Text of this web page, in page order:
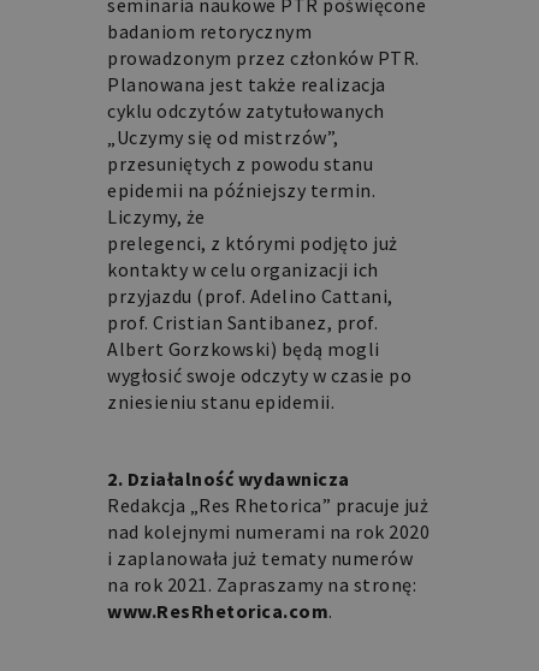
seminaria naukowe PTR poświęcone
badaniom retorycznym
prowadzonym przez członków PTR.
Planowana jest także realizacja
cyklu odczytów zatytułowanych
„Uczymy się od mistrzów”,
przesuniętych z powodu stanu
epidemii na późniejszy termin.
Liczymy, że
prelegenci, z którymi podjęto już
kontakty w celu organizacji ich
przyjazdu (prof. Adelino Cattani,
prof. Cristian Santibanez, prof.
Albert Gorzkowski) będą mogli
wygłosić swoje odczyty w czasie po
zniesieniu stanu epidemii.
2. Działalność wydawnicza
Redakcja „Res Rhetorica” pracuje już
nad kolejnymi numerami na rok 2020
i zaplanowała już tematy numerów
na rok 2021. Zapraszamy na stronę:
www.ResRhetorica.com.